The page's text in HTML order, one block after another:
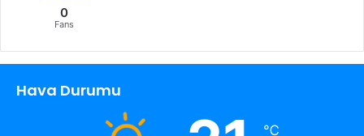
0
Fans
Hava Durumu
℃